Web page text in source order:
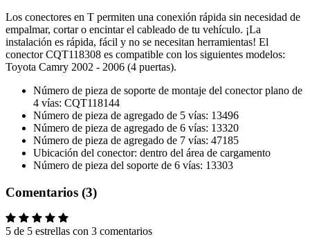
Los conectores en T permiten una conexión rápida sin necesidad de
empalmar, cortar o encintar el cableado de tu vehículo. ¡La
instalación es rápida, fácil y no se necesitan herramientas! El
conector CQT118308 es compatible con los siguientes modelos:
Toyota Camry 2002 - 2006 (4 puertas).
Número de pieza de soporte de montaje del conector plano de
4 vías: CQT118144
Número de pieza de agregado de 5 vías: 13496
Número de pieza de agregado de 6 vías: 13320
Número de pieza de agregado de 7 vías: 47185
Ubicación del conector: dentro del área de cargamento
Número de pieza del soporte de 6 vías: 13303
Comentarios (3)
5 de 5 estrellas con 3 comentarios